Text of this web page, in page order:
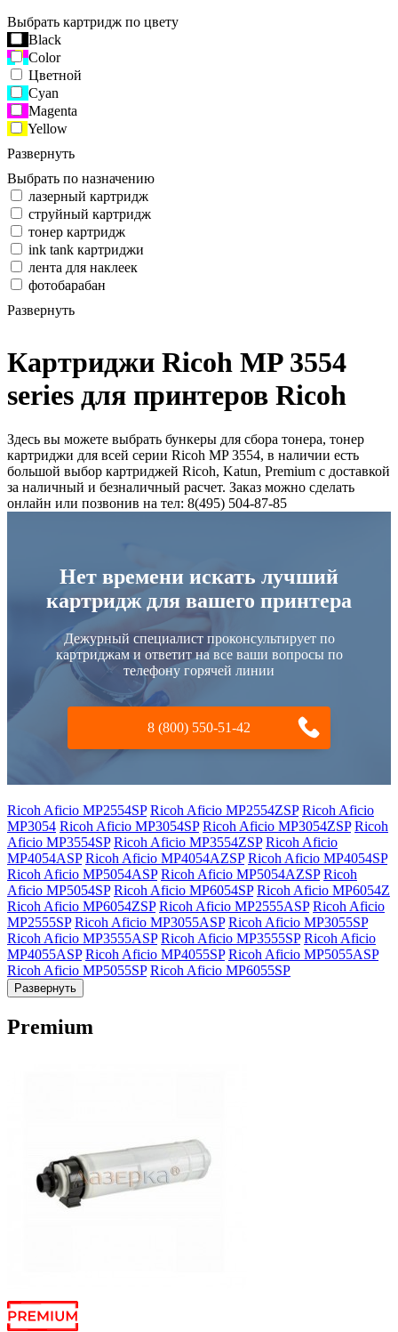
Выбрать картридж по цвету
Black
Color
Цветной
Cyan
Magenta
Yellow
Развернуть
Выбрать по назначению
лазерный картридж
струйный картридж
тонер картридж
ink tank картриджи
лента для наклеек
фотобарабан
Развернуть
Картриджи Ricoh MP 3554
series для принтеров Ricoh
Здесь вы можете выбрать бункеры для сбора тонера, тонер
картриджи для всей серии Ricoh MP 3554, в наличии есть
большой выбор картриджей Ricoh, Katun, Premium с доставкой
за наличный и безналичный расчет. Заказ можно сделать
онлайн или позвонив на тел: 8(495) 504-87-85
Нет времени искать лучший
картридж для вашего принтера
Дежурный специалист проконсультирует по
картриджам и ответит на все ваши вопросы по
телефону горячей линии
8 (800) 550-51-42
Ricoh Aficio MP2554SP Ricoh Aficio MP2554ZSP Ricoh Aficio
MP3054 Ricoh Aficio MP3054SP Ricoh Aficio MP3054ZSP Ricoh
Aficio MP3554SP Ricoh Aficio MP3554ZSP Ricoh Aficio
MP4054ASP Ricoh Aficio MP4054AZSP Ricoh Aficio MP4054SP
Ricoh Aficio MP5054ASP Ricoh Aficio MP5054AZSP Ricoh
Aficio MP5054SP Ricoh Aficio MP6054SP Ricoh Aficio MP6054Z
Ricoh Aficio MP6054ZSP Ricoh Aficio MP2555ASP Ricoh Aficio
MP2555SP Ricoh Aficio MP3055ASP Ricoh Aficio MP3055SP
Ricoh Aficio MP3555ASP Ricoh Aficio MP3555SP Ricoh Aficio
MP4055ASP Ricoh Aficio MP4055SP Ricoh Aficio MP5055ASP
Ricoh Aficio MP5055SP Ricoh Aficio MP6055SP
Развернуть
Premium